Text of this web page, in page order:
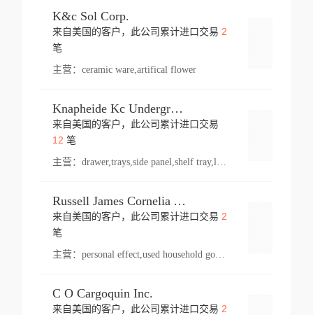
K&c Sol Corp.
来自美国的客户，此公司累计进口交易 2
笔
主营： ceramic ware,artifical flower
Knapheide Kc Underground
来自美国的客户，此公司累计进口交易
12 笔
主营：
Russell James Cornelia Arlington Va
来自美国的客户，此公司累计进口交易 2
笔
主营： personal effect,used household goods
C O Cargoquin Inc.
来自美国的客户，此公司累计进口交易 2